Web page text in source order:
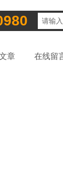
章 在线留